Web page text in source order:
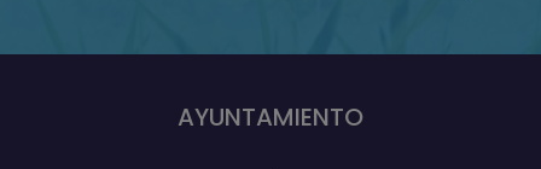
AYUNTAMIENTO